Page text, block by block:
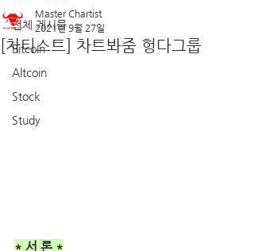
전체 게시물
Bitcoin
Altcoin
Stock
Study
[차티스트] 차트봐줌 헝다그룹
Master Chartist
2021년 9월 27일
* 서 론 *